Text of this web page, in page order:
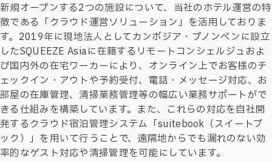
新規オープンする2つの施設について、当社のホテル運営の特
徴である「クラウド運営ソリューション」を活用しておりま
す。2019年に現地法人としてカンボジア・プノンペンに設立
したSQUEEZE Asiaに在籍するリモートコンシェルジュおよ
び国内外の在宅ワーカーにより、オンライン上でお客様のチ
ェックイン・アウトや予約受付、電話・メッセージ対応、お
部屋の在庫管理、清掃業務管理等の幅広い業務サポートがで
きる仕組みを構築しています。また、これらの対応を自社開
発するクラウド宿泊管理システム「suitebook（スイートブ
ック）」を用いて行うことで、遠隔地からでも漏れのない効
率的なゲスト対応や清掃管理を可能にしています。